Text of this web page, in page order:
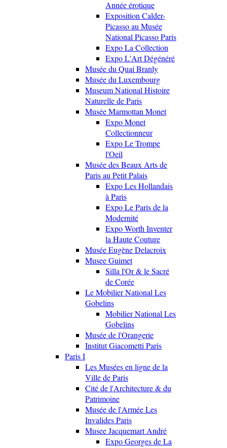
Année érotique
Exposition Calder-
Picasso au Musée
National Picasso Paris
Expo La Collection
Expo L'Art Dégénéré
Musée du Quai Branly
Musée du Luxembourg
Museum National Histoire
Naturelle de Paris
Musée Marmottan Monet
Expo Monet
Collectionneur
Expo Le Trompe
l'Oeil
Musée des Beaux Arts de
Paris au Petit Palais
Expo Les Hollandais
à Paris
Expo Le Paris de la
Modernité
Expo Worth Inventer
la Haute Couture
Musée Eugène Delacroix
Musee Guimet
Silla l'Or & le Sacré
de Corée
Le Mobilier National Les
Gobelins
Mobilier National Les
Gobelins
Musée de l'Orangerie
Institut Giacometti Paris
Paris I
Les Musées en ligne de la
Ville de Paris
Cité de l'Architecture & du
Patrimoine
Musée de l'Armée Les
Invalides Paris
Musee Jacquemart André
Expo Georges de La